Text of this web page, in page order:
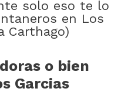
solo eso te lo
en Los
Carthago)
o bien
Garcias